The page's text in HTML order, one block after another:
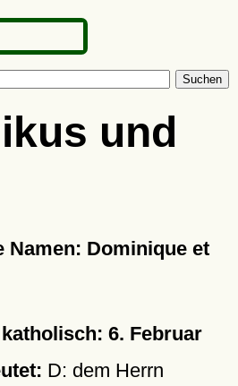
Suchen
und
Namen: Dominique et
6. Februar
D: dem Herrn